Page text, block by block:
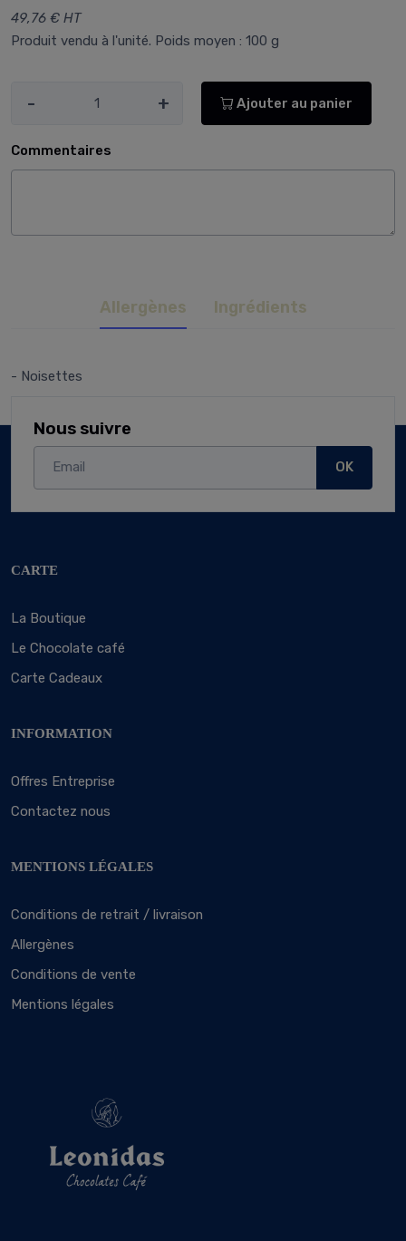
49,76 € HT
Produit vendu à l'unité. Poids moyen : 100 g
- + Ajouter au panier
Commentaires
Allergènes Ingrédients
- Noisettes
Nous suivre
OK
CARTE
La Boutique
Le Chocolate café
Carte Cadeaux
INFORMATION
Offres Entreprise
Contactez nous
MENTIONS LÉGALES
Conditions de retrait / livraison
Allergènes
Conditions de vente
Mentions légales